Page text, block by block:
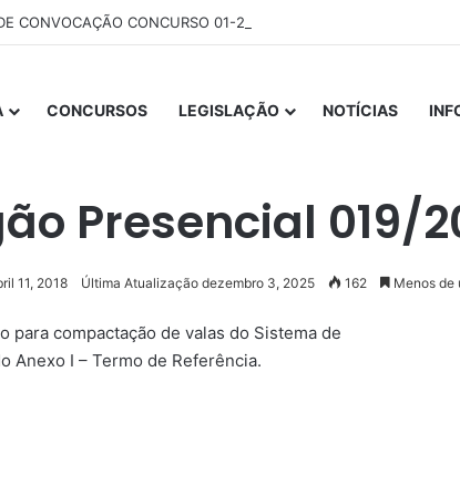
CONVOCAÇÃO CONCURSO 01-2025
CONCURSOS LEGISLAÇÃO NOTÍCIAS
Presencial 019/
11, 2018 Última Atualização dezembro 3, 2025 162 Menos de
para compactação de valas do Sistema de
Anexo I – Termo de Referência.